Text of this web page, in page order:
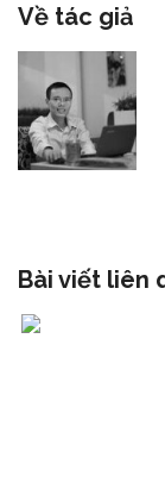
Về tác giả
Bài viết liên